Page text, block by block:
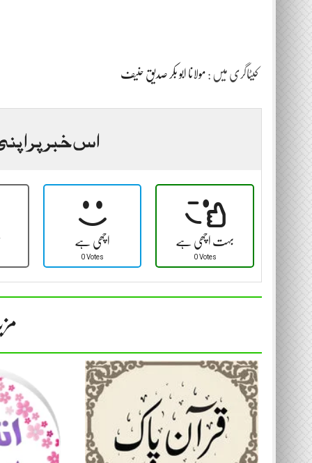
کیٹاگری میں : مولانا ابو بکر صدیق حنیف
اس خبر پر
اچھی ہے
0 Votes
بہت اچھی ہے
0 Votes